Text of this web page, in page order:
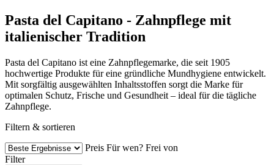
Pasta del Capitano - Zahnpflege mit
italienischer Tradition
Pasta del Capitano ist eine Zahnpflegemarke, die seit 1905
hochwertige Produkte für eine gründliche Mundhygiene entwickelt.
Mit sorgfältig ausgewählten Inhaltsstoffen sorgt die Marke für
optimalen Schutz, Frische und Gesundheit – ideal für die tägliche
Zahnpflege.
Filtern & sortieren
Preis Für wen? Frei von
Filter